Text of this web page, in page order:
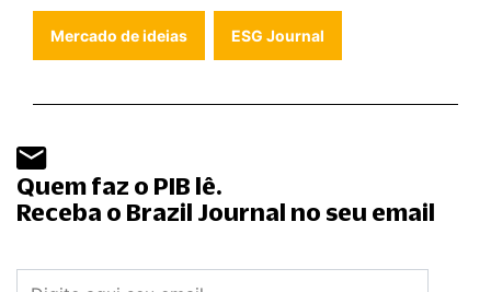
Mercado de ideias ESG Journal
Quem faz o PIB lê.
Receba o Brazil Journal no seu email